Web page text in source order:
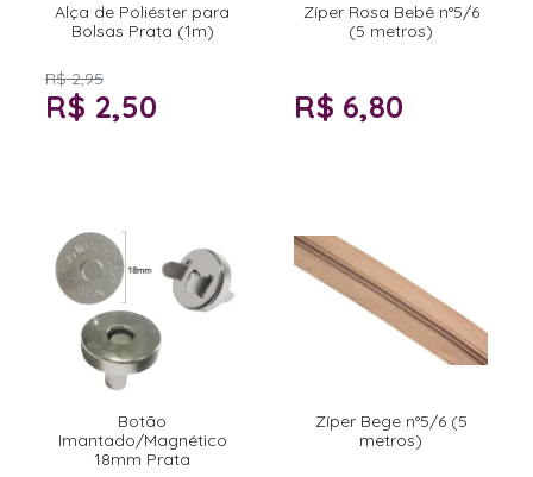
Alça de Poliéster para
Bolsas Prata (1m)
R$ 2,95
R$ 2,50
Zíper Rosa Bebê n°5/6
(5 metros)
R$ 6,80
Botão
Imantado/Magnético
18mm Prata
Zíper Bege n°5/6 (5
metros)